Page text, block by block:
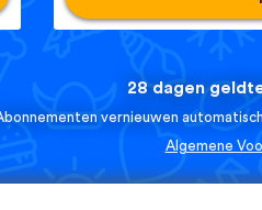
28 dagen
vernieuwen
Algemene